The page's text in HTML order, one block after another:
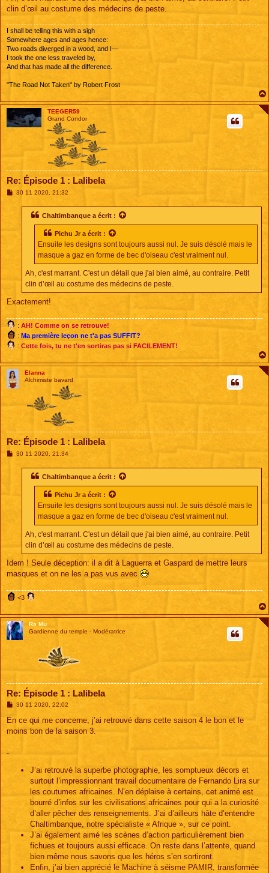
clin d’œil au costume des médecins de peste.
I shall be telling this with a sigh
Somewhere ages and ages hence:
Two roads diverged in a wood, and I—
I took the one less traveled by,
And that has made all the difference.
"The Road Not Taken" by Robert Frost
TEEGER59
Grand Condor
Re: Épisode 1 : Lalibela
M30 11 2020, 21:32
Chaltimbanque a écrit :
Pichu Jr a écrit :
Ensuite les designs sont toujours aussi nul. Je suis désolé mais le
masque a gaz en forme de bec d'oiseau c'est vraiment nul.
Ah, c'est marrant. C'est un détail que j'ai bien aimé, au contraire. Petit
clin d’œil au costume des médecins de peste.
Exactement!
: AH! Comme on se retrouve!
: Ma première leçon ne t'a pas SUFFIT?
: Cette fois, tu ne t'en sortiras pas si FACILEMENT!
Elanna
Alchimiste bavard
Re: Épisode 1 : Lalibela
M30 11 2020, 21:34
Chaltimbanque a écrit :
Pichu Jr a écrit :
Ensuite les designs sont toujours aussi nul. Je suis désolé mais le
masque a gaz en forme de bec d'oiseau c'est vraiment nul.
Ah, c'est marrant. C'est un détail que j'ai bien aimé, au contraire. Petit
clin d’œil au costume des médecins de peste.
Idem ! Seule déception: il a dit à Laguerra et Gaspard de mettre leurs
masques et on ne les a pas vus avec
<3
Ra Mu
Gardienne du temple - Modératrice
Re: Épisode 1 : Lalibela
M
s
a
30 11 2020, 22:02
En ce qui me concerne, j’ai retrouvé dans cette saison 4 le bon et le
moins bon de la saison 3.
-
J’ai retrouvé la superbe photographie, les somptueux décors et
surtout l’impressionnant travail documentaire de Fernando Lira sur
les coutumes africaines. N’en déplaise à certains, cet animé est
bourré d’infos sur les civilisations africaines pour qui a la curiosité
d’aller pêcher des renseignements. J’ai d’ailleurs hâte d’entendre
Chaltimbanque, notre spécialiste « Afrique », sur ce point.
J’ai également aimé les scènes d’action particulièrement bien
fichues et toujours aussi efficace. On reste dans l’attente, quand
bien même nous savons que les héros s’en sortiront.
Enfin, j’ai bien apprécié le Machine à séisme PAMIR , transformée